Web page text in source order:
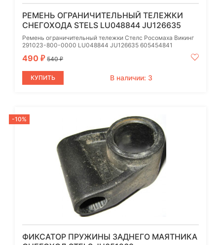
РЕМЕНЬ ОГРАНИЧИТЕЛЬНЫЙ ТЕЛЕЖКИ
СНЕГОХОДА STELS LU048844 JU126635
Ремень ограничительный тележки Стелс Росомаха Викинг
291023-800-0000 LU048844 JU126635 605454841
490 ₽ 540₽
КУПИТЬ В наличии: 3
-10%
ФИКСАТОР ПРУЖИНЫ ЗАДНЕГО МАЯТНИКА